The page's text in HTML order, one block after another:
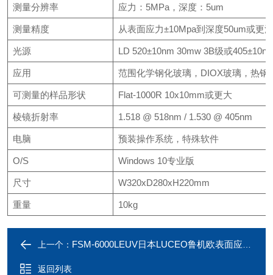
测量分辨率 应力：5MPa，深度：5um
测量精度 从表面应力±10Mpa到深度50um或更
光源 LD 520±10nm 30mw 3B级或
应用 范围化学钢化玻璃，DIOX玻璃，热钢
可测量的样品形状 Flat-1000R 10x10mm或更大
棱镜折射率 1.518 @ 518nm / 1.530 @ 405nm
电脑 预装操作系统，特殊软件
O/S Windows 10专业版
尺寸 W320xD280xH220mm
重量 10kg
上一个： FSM-6000LEUV日本LUCEO鲁机欧表面应力计FSM-6000LE玻璃
返回列表